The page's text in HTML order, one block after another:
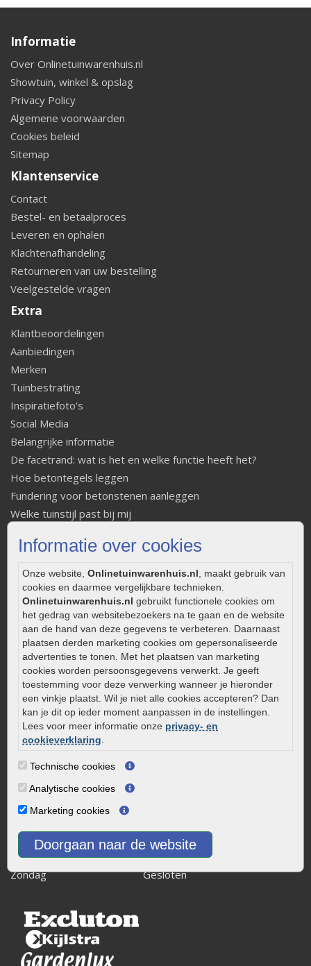
Informatie over cookies
Onze website, Onlinetuinwarenhuis.nl, maakt gebruik van
cookies en daarmee vergelijkbare technieken.
Onlinetuinwarenhuis.nl gebruikt functionele cookies om
het gedrag van websitebezoekers na te gaan en de website
aan de hand van deze gegevens te verbeteren. Daarnaast
plaatsen derden marketing cookies om gepersonaliseerde
advertenties te tonen. Met het plaatsen van marketing
cookies worden persoonsgegevens verwerkt. Je geeft
toestemming voor deze verwerking wanneer je hieronder
een vinkje plaatst. Wil je niet alle cookies accepteren? Dan
kan je dit op ieder moment aanpassen in de instellingen.
Lees voor meer informatie onze privacy- en
cookieverklaring.
Technische cookies
Analytische cookies
Marketing cookies
Doorgaan naar de website
Informatie
Over Onlinetuinwarenhuis.nl
Showtuin, winkel & opslag
Privacy Policy
Algemene voorwaarden
Cookies beleid
Sitemap
Klantenservice
Contact
Bestel- en betaalproces
Leveren en ophalen
Klachtenafhandeling
Retourneren van uw bestelling
Veelgestelde vragen
Extra
Klantbeoordelingen
Aanbiedingen
Merken
Tuinbestrating
Inspiratiefoto's
Social Media
Belangrijke informatie
De facetrand: wat is het en welke functie heeft het?
Hoe betontegels leggen
Fundering voor betonstenen aanleggen
Welke tuinstijl past bij mij
Legverbanden gebakken bestrating
Onderhoud van gebakken bestrating
Aanlegtips voor gebakken bestrating
Zelf een terras aanleggen
Kleine stadstuin inrichten
0320 – 219170
Kaapstanderweg 41
8243 RB Lelystad
info@onlinetuinwarenhuis.nl
Routebeschrijving
Openingstijden
Maandag
Dinsdag
Woensdag
Vrijdag
08:00 - 17:00
Zaterdag
08:00 - 15.00
Zondag
Gesloten